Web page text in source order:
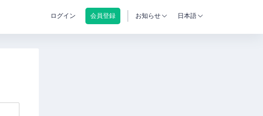
ログイン 会員登録 お知らせ 日本語